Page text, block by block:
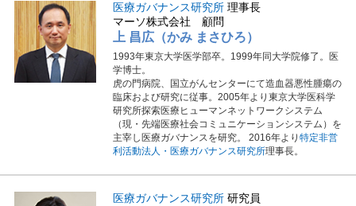
医療ガバナンス研究所理事長
マーソ株式会社 顧問
上 昌広（かみ まさひろ）
1993年東京大学医学部卒。1999年同大学院修了。医
学博士。
虎の門病院、国立がんセンターにて造血器悪性腫瘍の
臨床および研究に従事。2005年より東京大学医科学
研究所探索医療ヒューマンネットワークシステム
（現・先端医療社会コミュニケーションシステム）を
主宰し医療ガバナンスを研究。 2016年より 特定非営
利活動法人・医療ガバナンス研究所理事長。
医療ガバナンス研究所研究員